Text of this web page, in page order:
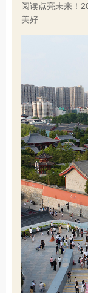
阅读点亮未来！
美好